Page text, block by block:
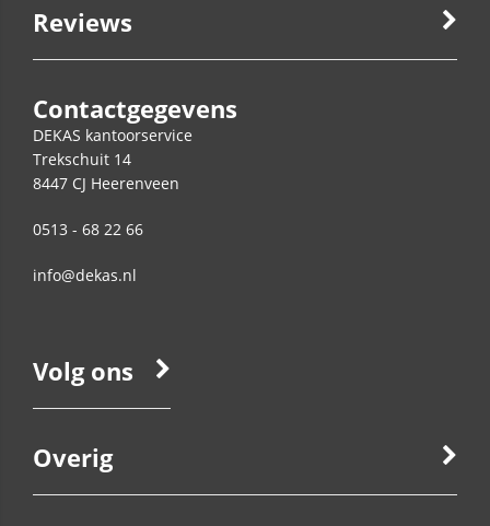
Reviews
Contactgegevens
DEKAS kantoorservice
Trekschuit 14
8447 CJ Heerenveen
0513 - 68 22 66
info@dekas.nl
Volg ons
Overig